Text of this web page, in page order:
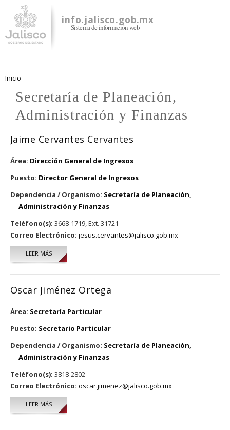
contenido
principal
info.jalisco.gob.mx
Sistema de información web
Se encuentra usted aquí
Inicio
Secretaría de Planeación,
Administración y Finanzas
Jaime Cervantes Cervantes
Área: Dirección General de Ingresos
Puesto: Director General de Ingresos
Dependencia / Organismo: Secretaría de Planeación,
Administración y Finanzas
Teléfono(s): 3668-1719, Ext. 31721
Correo Electrónico: jesus.cervantes@jalisco.gob.mx
LEER MÁSSOBRE JAIME CERVANTES CERVANTES
Oscar Jiménez Ortega
Área: Secretaría Particular
Puesto: Secretario Particular
Dependencia / Organismo: Secretaría de Planeación,
Administración y Finanzas
Teléfono(s): 3818-2802
Correo Electrónico: oscar.jimenez@jalisco.gob.mx
LEER MÁSSOBRE OSCAR JIMÉNEZ ORTEGA